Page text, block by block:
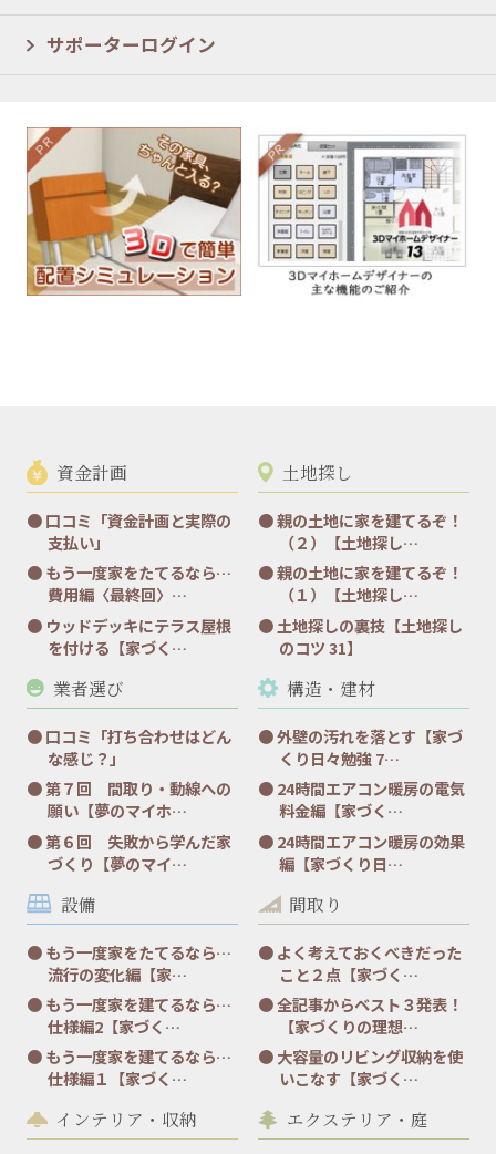
サポーターログイン
資金計画
口コミ「資金計画と実際の
支払い」
もう一度家をたてるなら…
費用編〈最終回〉…
ウッドデッキにテラス屋根
を付ける【家づく…
土地探し
親の土地に家を建てるぞ！
（２）【土地探し…
親の土地に家を建てるぞ！
（１）【土地探し…
土地探しの裏技【土地探し
のコツ 31】
業者選び
口コミ「打ち合わせはどん
な感じ？」
第７回 間取り・動線への
願い【夢のマイホ…
第６回 失敗から学んだ家
づくり【夢のマイ…
構造・建材
外壁の汚れを落とす【家づ
くり日々勉強 7…
24時間エアコン暖房の電気
料金編【家づく…
24時間エアコン暖房の効果
編【家づくり日…
設備
もう一度家をたてるなら…
流行の変化編【家…
もう一度家を建てるなら…
仕様編2【家づく…
もう一度家を建てるなら…
仕様編１【家づく…
間取り
よく考えておくべきだった
こと２点【家づく…
全記事からベスト３発表！
【家づくりの理想…
大容量のリビング収納を使
いこなす【家づく…
インテリア・収納 エクステリア・庭